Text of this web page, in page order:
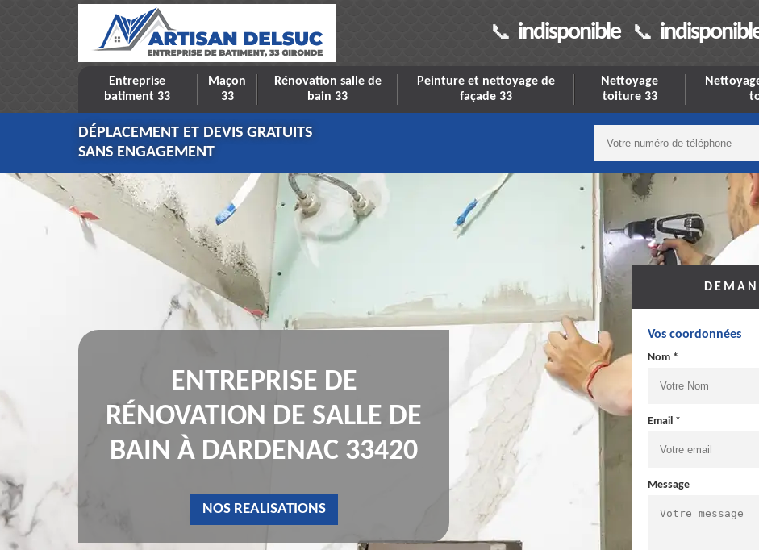
indisponible
Entreprise
batiment 33
Maçon
33
Rénovation salle de
bain 33
Peinture et nettoyage de
façade 33
Nettoyage
toiture 33
DÉPLACEMENT ET DEVIS GRATUITS
SANS ENGAGEMENT
ENTREPRISE DE
RÉNOVATION DE SALLE DE
BAIN À DARDENAC 33420
NOS REALISATIONS
Vos coordonnées
Nom *
Email *
Message